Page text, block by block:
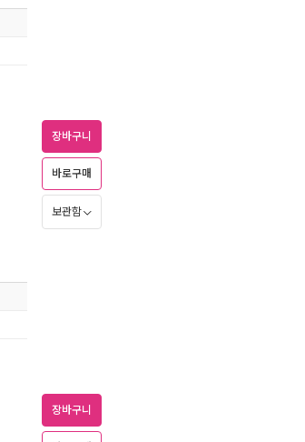
장바구니
바로구매
보관함
장바구니